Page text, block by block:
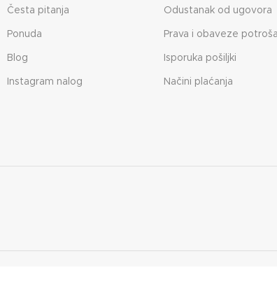
Česta pitanja
Ponuda
Blog
Instagram nalog
Odustanak od ugovora
Prava i obaveze
Isporuka pošiljki
Načini plaćanja